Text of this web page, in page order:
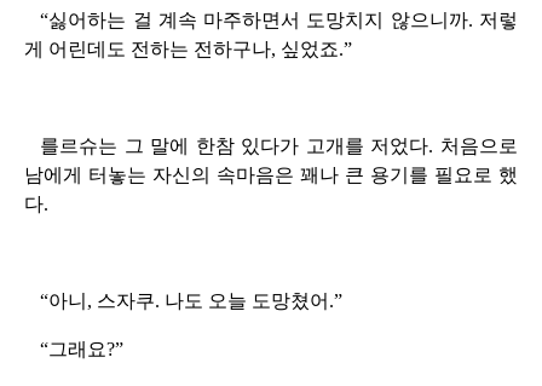
“싫어하는 걸 계속 마주하면서 도망치지 않으니까. 저렇
게 어린데도 전하는 전하구나, 싶었죠.”
를르슈는 그 말에 한참 있다가 고개를 저었다. 처음으로
남에게 터놓는 자신의 속마음은 꽤나 큰 용기를 필요로 했
다.
“아니, 스자쿠. 나도 오늘 도망쳤어.”
“그래요?”